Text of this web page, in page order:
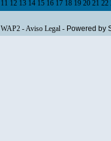
11 12 13 14 15 16 17 18 19 20 21 22
WAP2-Aviso Legal- Powered by